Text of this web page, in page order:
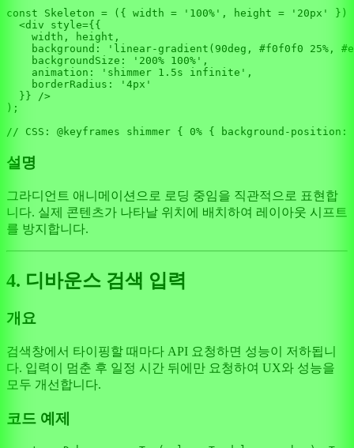
const Skeleton = ( { width = '100%' , height = '20px' } )
<div style={{
width , height ,
background:
' linear-gradient ( 90deg , #f0f0f0 25%, #
backgroundSize:
' 200% 100%',
animation:
' shimmer 1.5s infinite ',
borderRadius:
' 4px '
  }} />
);
// CSS: @keyframes shimmer { 0% { background-
설명
그라디언트 애니메이션으로 로딩 중임을 직관적으로 표현합
니다. 실제 콘텐츠가 나타날 위치에 배치하여 레이아웃 시프트
를 방지합니다.
4. 디바운스 검색 입력
개요
검색창에서 타이핑할 때마다 API 요청하면 성능이 저하됩니
다. 입력이 멈춘 후 일정 시간 뒤에만 요청하여 UX와 성능을
모두 개선합니다.
코드 예제